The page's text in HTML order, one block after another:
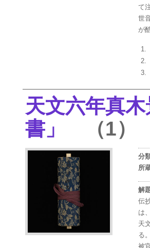
て
世
が
天文六年真
書」
（1）
分
所
解
伝
は
天
る
被